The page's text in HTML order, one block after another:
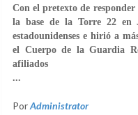
Con el pretexto de
la base de la Torre 22 en
estadounidenses e hirió a
el Cuerpo de la Guardia
afiliados
...
PorAdministrator